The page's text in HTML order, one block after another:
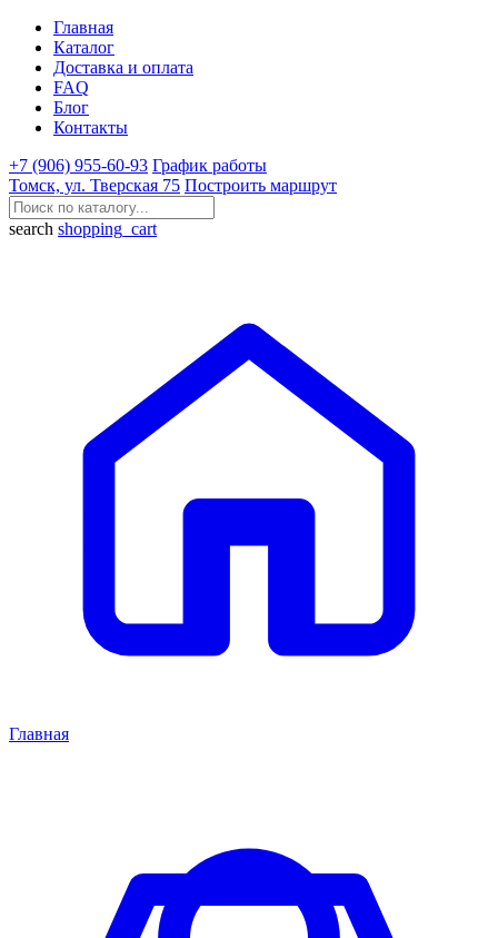
Главная
Каталог
Доставка и оплата
FAQ
Блог
Контакты
+7 (906) 955-60-93 График работы
Томск, ул. Тверская 75 Построить маршрут
search shopping_cart
Главная